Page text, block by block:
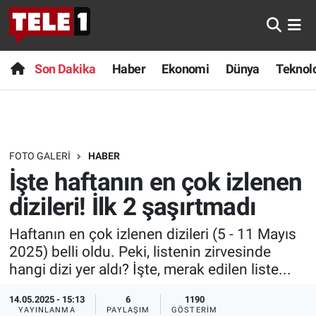
Son Dakika Haber Ekonomi Dünya
FOTO GALERI HABER
İşte haftanın en çok izlenen
dizileri! İlk 2 şaşırtmadı
Haftanın en çok izlenen dizileri (5 - 11 Mayıs
2025) belli oldu. Peki, listenin zirvesinde
hangi dizi yer aldı? İşte, merak edilen liste...
14.05.2025 - 15:13
YAYINLANMA
6
PAYLAŞIM
1190
GÖSTERIM
Anında Manşet
Başka Sohbetler
Bilim turu
Bilim ve Teknoloji Evreni
Doğa Konuşuyor
Dünya
Ege Saati
Son Dakika
Haber
Dünya
Teknoloji
Sağlık
Spor
Yayın Akışı
Nöbetçi Eczaneler
Hava Durumu
Trafik Durumu
Süper Lig Puan Durumu ve Fikstür
Tüm Manşetler
Son Dakika Haberleri
Haber Arşivi